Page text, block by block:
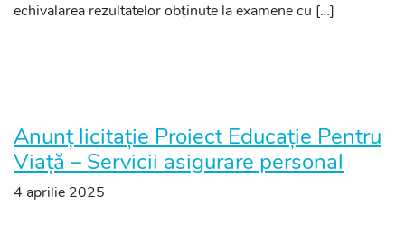
echivalarea rezultatelor obținute la examene cu […]
Anunț licitație Proiect Educație Pentru
Viață – Servicii asigurare personal
4 aprilie 2025